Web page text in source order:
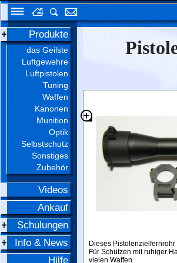
Produkte
das Geilste
Luftgewehre
Luftpistolen
Tuning
Waffen
Kanonen
Munition
Optik
Selbstschutz
Sonstiges
Zubehör
Videos
Ankauf
Schulungen
Info & News
Hilfe
Dieses
Für Schützen mit ruhiger
vielen Waffen